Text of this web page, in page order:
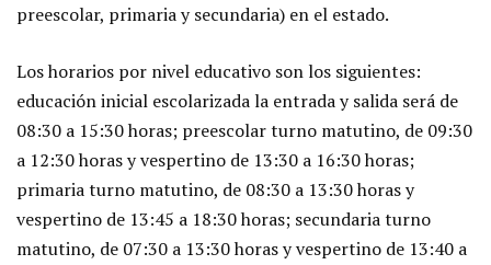
preescolar, primaria y secundaria) en el estado.
Los horarios por nivel educativo son los siguientes:
educación inicial escolarizada la entrada y salida será de
08:30 a 15:30 horas; preescolar turno matutino, de 09:30
a 12:30 horas y vespertino de 13:30 a 16:30 horas;
primaria turno matutino, de 08:30 a 13:30 horas y
vespertino de 13:45 a 18:30 horas; secundaria turno
matutino, de 07:30 a 13:30 horas y vespertino de 13:40 a